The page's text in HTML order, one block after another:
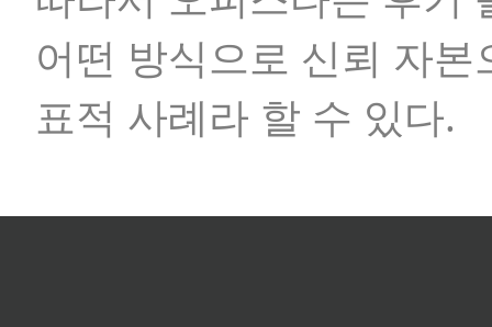
어떤 방식으로 신뢰 자
표적 사례라 할 수 있다.